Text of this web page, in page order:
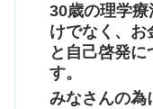
30歳の理学
けでなく、お
と自己啓発に
す。
みなさんの為